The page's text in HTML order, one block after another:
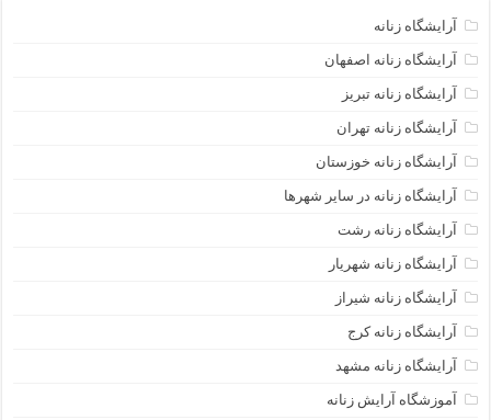
آرایشگاه زنانه
آرایشگاه زنانه اصفهان
آرایشگاه زنانه تبریز
آرایشگاه زنانه تهران
آرایشگاه زنانه خوزستان
آرایشگاه زنانه در سایر شهرها
آرایشگاه زنانه رشت
آرایشگاه زنانه شهریار
آرایشگاه زنانه شیراز
آرایشگاه زنانه کرج
آرایشگاه زنانه مشهد
آموزشگاه آرایش زنانه